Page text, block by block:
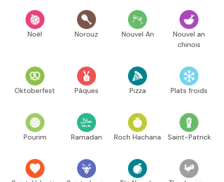
Noël Norouz Nouvel An
Nouvel an
chinois
Oktoberfest Pâques Pizza Plats froids
Pourim Ramadan Roch Hachana Saint-Patrick